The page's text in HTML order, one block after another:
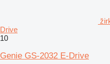
Drive
10
Genie GS-2032 E-Drive